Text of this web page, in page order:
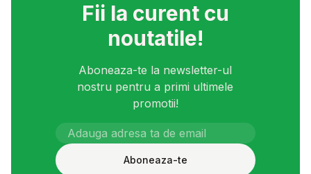
Fii la curent cu
noutatile!
Aboneaza-te la newsletter-ul
nostru pentru a primi ultimele
promotii!
Aboneaza-te